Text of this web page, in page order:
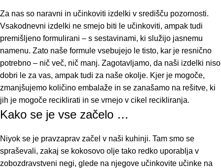
Za nas so naravni in učinkoviti izdelki v središču pozornosti.
Vsakodnevni izdelki ne smejo biti le učinkoviti, ampak tudi
premišljeno formulirani – s sestavinami, ki služijo jasnemu
namenu. Zato naše formule vsebujejo le tisto, kar je resnično
potrebno – nič več, nič manj. Zagotavljamo, da naši izdelki niso
dobri le za vas, ampak tudi za naše okolje. Kjer je mogoče,
zmanjšujemo količino embalaže in se zanašamo na rešitve, ki
jih je mogoče reciklirati in se vrnejo v cikel recikliranja.
Kako se je vse začelo …
Niyok se je pravzaprav začel v naši kuhinji. Tam smo se
spraševali, zakaj se kokosovo olje tako redko uporablja v
zobozdravstveni negi, glede na njegove učinkovite učinke na